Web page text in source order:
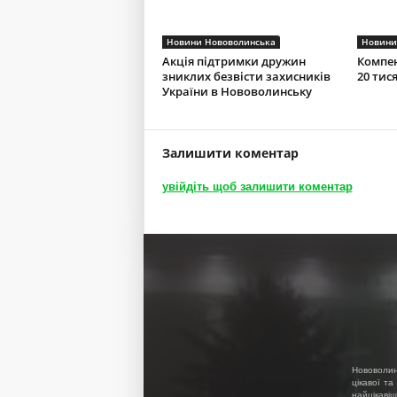
Новини Нововолинська
Акція підтримки дружин
зниклих безвісти захисників
України в Нововолинську
20
Залишити коментар
увійдіть щоб залишити коментар
цікавої